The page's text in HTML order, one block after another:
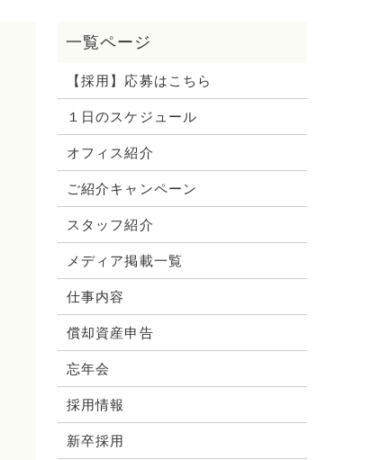
【採用】応募はこちら
１日のスケジュール
オフィス紹介
ご紹介キャンペーン
スタッフ紹介
メディア掲載一覧
仕事内容
償却資産申告
忘年会
採用情報
新卒採用